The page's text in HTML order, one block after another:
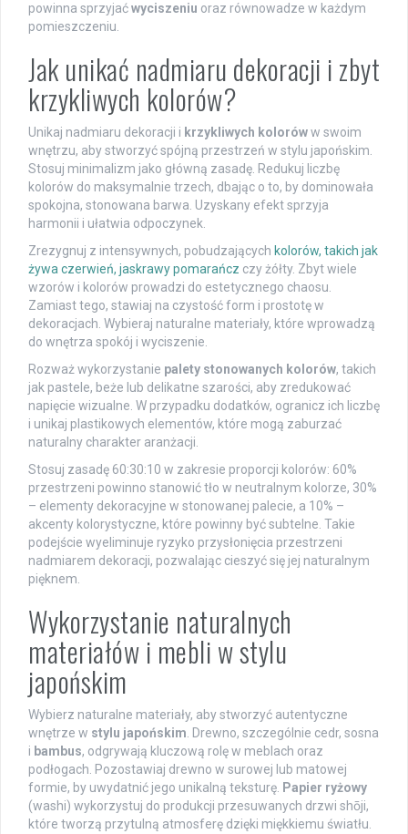
powinna sprzyjaćwyciszeniu oraz równowadze w każdym
pomieszczeniu.
Jak unikać nadmiaru dekoracji i zbyt
krzykliwych kolorów?
Unikaj nadmiaru dekoracji i krzykliwych koloróww swoim
wnętrzu, aby stworzyć spójną przestrzeń w stylu japońskim.
Stosuj minimalizm jako główną zasadę. Redukuj liczbę
kolorów do maksymalnie trzech, dbając o to, by dominowała
spokojna, stonowana barwa. Uzyskany efekt sprzyja
harmonii i ułatwia odpoczynek.
Zrezygnuj z intensywnych, pobudzających kolorów, takich jak
żywa czerwień, jaskrawy pomarańcz czy żółty. Zbyt wiele
wzorów i kolorów prowadzi do estetycznego chaosu.
Zamiast tego, stawiaj na czystość form i prostotę w
dekoracjach. Wybieraj naturalne materiały, które wprowadzą
do wnętrza spokój i wyciszenie.
Rozważ wykorzystanie palety stonowanych kolorów, takich
jak pastele, beże lub delikatne szarości, aby zredukować
napięcie wizualne. W przypadku dodatków, ogranicz ich liczbę
i unikaj plastikowych elementów, które mogą zaburzać
naturalny charakter aranżacji.
Stosuj zasadę 60:30:10 w zakresie proporcji kolorów: 60%
przestrzeni powinno stanowić tło w neutralnym kolorze, 30%
– elementy dekoracyjne w stonowanej palecie, a 10% –
akcenty kolorystyczne, które powinny być subtelne. Takie
podejście wyeliminuje ryzyko przysłonięcia przestrzeni
nadmiarem dekoracji, pozwalając cieszyć się jej naturalnym
pięknem.
Wykorzystanie naturalnych
materiałów i mebli w stylu
japońskim
Wybierz naturalne materiały, aby stworzyć autentyczne
wnętrze w stylu japońskim. Drewno, szczególnie cedr, sosna
i bambus, odgrywają kluczową rolę w meblach oraz
podłogach. Pozostawiaj drewno w surowej lub matowej
formie, by uwydatnić jego unikalną teksturę. Papier ryżowy
(washi) wykorzystuj do produkcji przesuwanych drzwi shōji,
które tworzą przytulną atmosferę dzięki miękkiemu światłu.